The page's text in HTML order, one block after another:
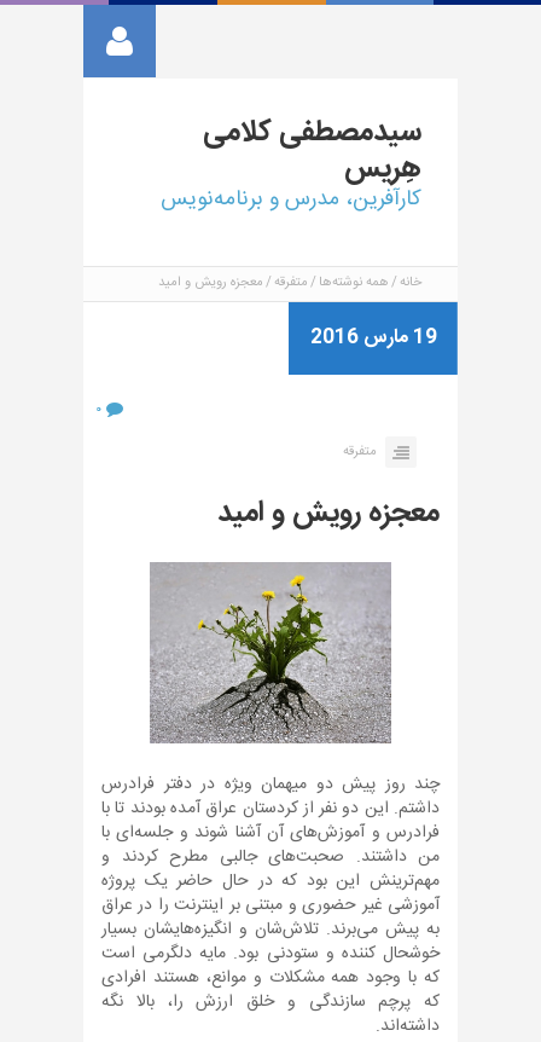
سیدمصطفیکلامی
هِریس
کارآفرین، مدرس و برنامه‌نویس
خانه همه نوشته‌ها متفرقه معجزه رویش و امید
19 مارس 2016
۰
متفرقه
معجزه رویش و امید
چند روز پیش دو میهمان ویژه در دفتر فرادرس
داشتم. این دو نفر از کردستان عراق آمده بودند تا با
فرادرس و آموزش‌های آن آشنا شوند و جلسه‌ای با
من داشتند. صحبت‌های جالبی مطرح کردند و
مهم‌ترینش این بود که در حال حاضر یک پروژه
آموزشی غیر حضوری و مبتنی بر اینترنت را در عراق
به پیش می‌برند. تلاش‌شان و انگیزه‌هایشان بسیار
خوشحال کننده و ستودنی بود. مایه دلگرمی است
که با وجود همه مشکلات و موانع، هستند افرادی
که پرچم سازندگی و خلق ارزش را، بالا نگه
داشته‌اند.